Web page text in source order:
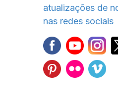
atualizações de
nas redes sociais